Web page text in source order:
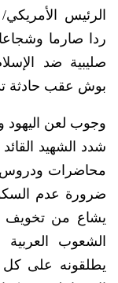
الرئيس
ردا صارما وشجاعا
صليبية ضد
بوش عقب حادثة
وجوب لعن اليهود
شدد الشهيد
محاضرات ودروس
ضرورة عدم
يشاع من تخويف
الشعوب العربية
يطلقونه على كل